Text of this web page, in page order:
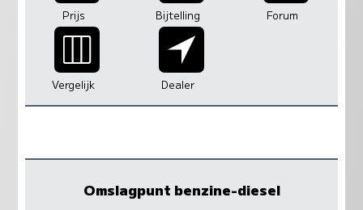
Prijs Bijtelling Forum
Vergelijk Dealer
Omslagpunt benzine-diesel